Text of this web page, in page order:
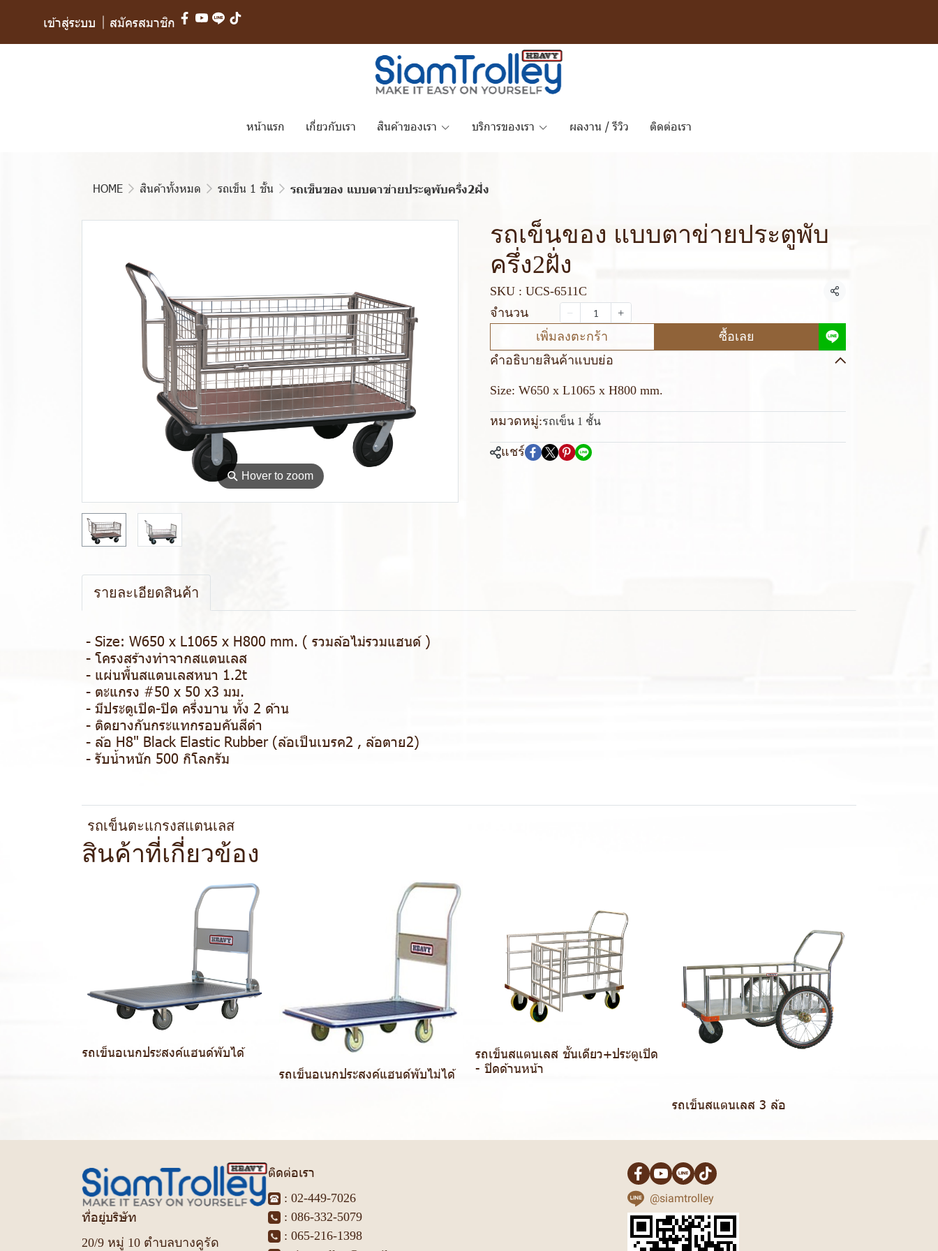
เข้าสู่ระบบ สมัครสมาชิก
หน้าแรก เกี่ยวกับเรา สินค้าของเรา บริการของเรา ผลงาน / รีวิว ติดต่อเรา
HOME สินค้าทั้งหมด รถเข็น 1 ชั้น รถเข็นของ แบบตาข่ายประตูพับครึ่ง2ฝั่ง
⚲ Hover to zoom
รถเข็นของ แบบตาข่ายประตูพับ
ครึ่ง2ฝั่ง
SKU : UCS-6511C
แชร์
จำนวน
เพิ่มลงตะกร้า
ซื้อเลย
คำอธิบายสินค้าแบบย่อ
Size: W650 x L1065 x H800 mm.
หมวดหมู่:รถเข็น 1 ชั้น
แชร์
รายละเอียดสินค้า
- Size: W650 x L1065 x H800 mm. ( รวมล้อไม่รวมแฮนด์ )
- โครงสร้างทำจากสแตนเลส
- แผ่นพื้นสแตนเลสหนา 1.2t
- ตะแกรง #50 x 50 x3 มม.
- มีประตูเปิด-ปิด ครึ่งบาน ทั้ง 2 ด้าน
- ติดยางกันกระแทกรอบคันสีดำ
- ล้อ H8" Black Elastic Rubber (ล้อเป็นเบรค2 , ล้อตาย2)
- รับน้ำหนัก 500 กิโลกรัม
รถเข็นตะแกรงสแตนเลส
สินค้าที่เกี่ยวข้อง
รถเข็นอเนกประสงค์แฮนด์พับได้
รถเข็นอเนกประสงค์แฮนด์พับไม่ได้
รถเข็นสแตนเลส ชั้นเดียว+ประตูเปิด
- ปิดด้านหน้า
รถเข็นสแตนเลส 3 ล้อ
ที่อยู่บริษัท
20/9 หมู่ 10 ตำบลบางคูรัด
ติดต่อเรา
: 02-449-7026
: 086-332-5079
: 065-216-1398
@siamtrolley